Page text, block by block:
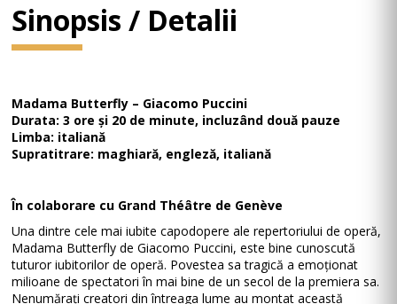
Sinopsis / Detalii
Madama Butterfly – Giacomo Puccini
Durata: 3 ore și 20 de minute, incluzând două pauze
Limba: italiană
Supratitrare: maghiară, engleză, italiană
În colaborare cu Grand Théâtre de Genève
Una dintre cele mai iubite capodopere ale repertoriului de operă,
Madama Butterfly de Giacomo Puccini, este bine cunoscută
tuturor iubitorilor de operă. Povestea sa tragică a emoționat
milioane de spectatori în mai bine de un secol de la premiera sa.
Nenumărați creatori din întreaga lume au montat această